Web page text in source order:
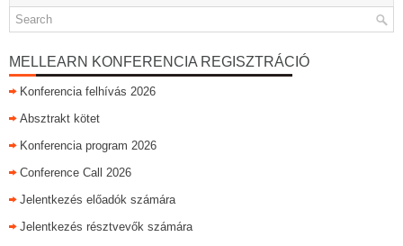
MELLEARN KONFERENCIA REGISZTRÁCIÓ
Konferencia felhívás 2026
Absztrakt kötet
Konferencia program 2026
Conference Call 2026
Jelentkezés előadók számára
Jelentkezés résztvevők számára